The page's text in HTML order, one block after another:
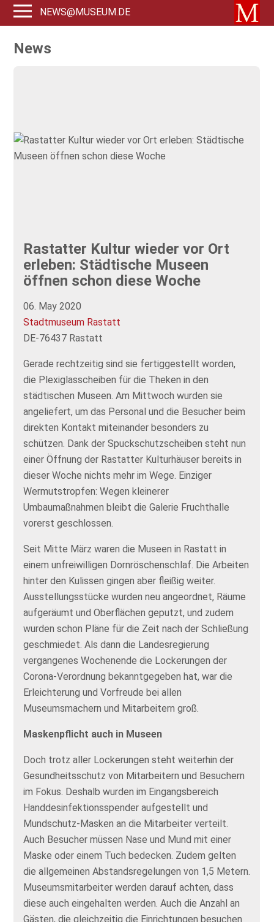
NEWS@MUSEUM.DE
News
Rastatter Kultur wieder vor Ort
erleben: Städtische Museen
öffnen schon diese Woche
06. May 2020
Stadtmuseum Rastatt
DE-76437 Rastatt
Gerade rechtzeitig sind sie fertiggestellt worden,
die Plexiglasscheiben für die Theken in den
städtischen Museen. Am Mittwoch wurden sie
angeliefert, um das Personal und die Besucher beim
direkten Kontakt miteinander besonders zu
schützen. Dank der Spuckschutzscheiben steht nun
einer Öffnung der Rastatter Kulturhäuser bereits in
dieser Woche nichts mehr im Wege. Einziger
Wermutstropfen: Wegen kleinerer
Umbaumaßnahmen bleibt die Galerie Fruchthalle
vorerst geschlossen.
Seit Mitte März waren die Museen in Rastatt in
einem unfreiwilligen Dornröschenschlaf. Die Arbeiten
hinter den Kulissen gingen aber fleißig weiter.
Ausstellungsstücke wurden neu angeordnet, Räume
aufgeräumt und Oberflächen geputzt, und zudem
wurden schon Pläne für die Zeit nach der Schließung
geschmiedet. Als dann die Landesregierung
vergangenes Wochenende die Lockerungen der
Corona-Verordnung bekanntgegeben hat, war die
Erleichterung und Vorfreude bei allen
Museumsmachern und Mitarbeitern groß.
Maskenpflicht auch in Museen
Doch trotz aller Lockerungen steht weiterhin der
Gesundheitsschutz von Mitarbeitern und Besuchern
im Fokus. Deshalb wurden im Eingangsbereich
Handdesinfektionsspender aufgestellt und
Mundschutz-Masken an die Mitarbeiter verteilt.
Auch Besucher müssen Nase und Mund mit einer
Maske oder einem Tuch bedecken. Zudem gelten
die allgemeinen Abstandsregelungen von 1,5 Metern.
Museumsmitarbeiter werden darauf achten, dass
diese auch eingehalten werden. Auch die Anzahl an
Gästen, die gleichzeitig die Einrichtungen besuchen